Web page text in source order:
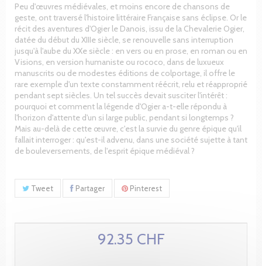
Peu d'œuvres médiévales, et moins encore de chansons de
geste, ont traversé l'histoire littéraire Française sans éclipse. Or le
récit des aventures d'Ogier le Danois, issu de la Chevalerie Ogier,
datée du début du XIIIe siècle, se renouvelle sans interruption
jusqu'à l'aube du XXe siècle : en vers ou en prose, en roman ou en
Visions, en version humaniste ou rococo, dans de luxueux
manuscrits ou de modestes éditions de colportage, il offre le
rare exemple d'un texte constamment réécrit, relu et réapproprié
pendant sept siècles. Un tel succès devait susciter l'intérêt :
pourquoi et comment la légende d'Ogier a-t-elle répondu à
l'horizon d'attente d'un si large public, pendant si longtemps ?
Mais au-delà de cette œuvre, c'est la survie du genre épique qu'il
fallait interroger : qu'est-il advenu, dans une société sujette à tant
de bouleversements, de l'esprit épique médiéval ?
Tweet Partager Pinterest
92.35 CHF